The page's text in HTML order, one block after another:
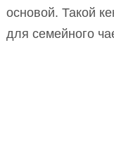
основой. Такой
для семейного